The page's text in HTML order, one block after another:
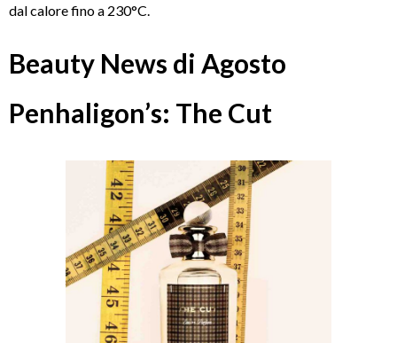
dal calore fino a 230°C.
Beauty News di Agosto
Penhaligon’s: The Cut